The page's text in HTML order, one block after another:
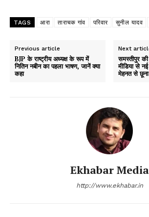
TAGS आरा ताराचक गांव परिवार सुनील यादव
Previous article
BJP के राष्ट्रीय अध्यक्ष के रूप में
नितिन नबीन का पहला भाषण, जानें क्या
कहा
Next
समस्तीपुर
मीडिया से
मेहनत से छूना
Ekhabar Media
http://www.ekhabar.in